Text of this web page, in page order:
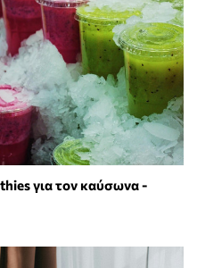
για τον καύσωνα -